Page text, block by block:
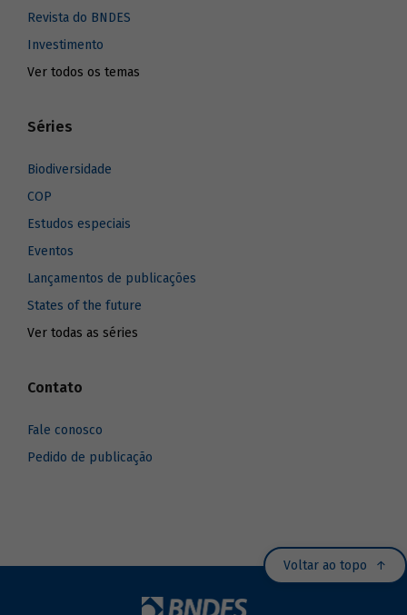
Revista do BNDES
Investimento
Ver todos os temas
Séries
Biodiversidade
COP
Estudos especiais
Eventos
Lançamentos de publicações
States of the future
Ver todas as séries
Contato
Fale conosco
Pedido de publicação
Voltar ao topo